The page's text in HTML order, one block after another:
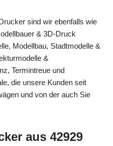
sind wir ebenfalls wie
& 3D-Druck
Modellbau, Stadtmodelle &
&
Termintreue und
die unsere Kunden seit
und von der auch Sie
aus 42929